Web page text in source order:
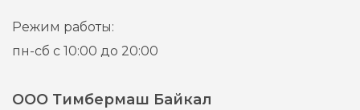
Режим работы:
пн-сб с 10:00 до 20:00
ООО Тимбермаш Байкал